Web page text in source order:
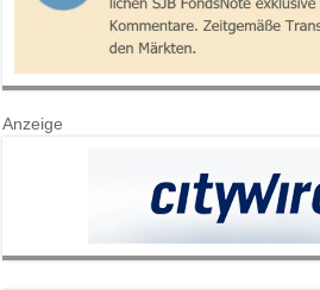
Anzeige